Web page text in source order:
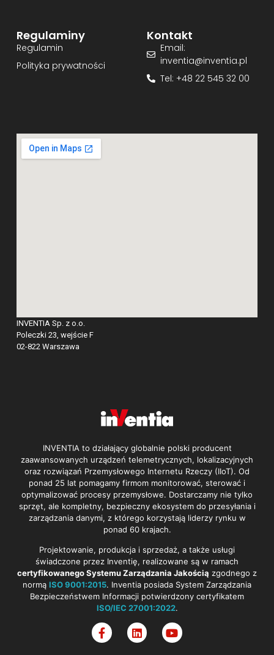
INVENTIA to działający globalnie polski producent
zaawansowanych urządzeń telemetrycznych, lokalizacyjnych
oraz rozwiązań Przemysłowego Internetu Rzeczy (IIoT). Od
ponad 25 lat pomagamy firmom monitorować, sterować i
optymalizować procesy przemysłowe. Dostarczamy nie tylko
sprzęt, ale kompletny, bezpieczny ekosystem do przesyłania i
zarządzania danymi, z którego korzystają liderzy rynku w
ponad 60 krajach.
Projektowanie, produkcja i sprzedaż, a także usługi
świadczone przez Inventię, realizowane są w ramach
certyfikowanego Systemu Zarządzania Jakością zgodnego z
normą ISO 9001:2015. Inventia posiada System Zarządzania
Bezpieczeństwem Informacji potwierdzony certyfikatem
ISO/IEC 27001:2022.
Regulaminy
Regulamin
Polityka prywatności
Kontakt
Email:
inventia@inventia.pl
Tel: +48 22 545 32 00
INVENTIA Sp. z o.o.
Poleczki 23, wejście F
02-822 Warszawa